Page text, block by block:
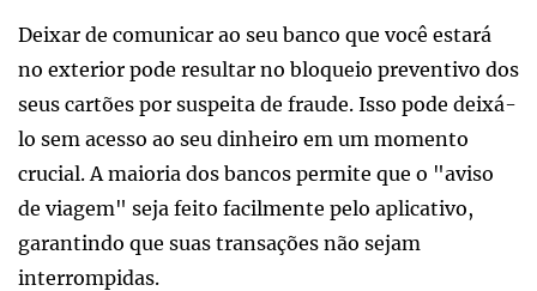
Deixar de comunicar ao seu banco que você estará
no exterior pode resultar no bloqueio preventivo dos
seus cartões por suspeita de fraude. Isso pode deixá-
lo sem acesso ao seu dinheiro em um momento
crucial. A maioria dos bancos permite que o "aviso
de viagem" seja feito facilmente pelo aplicativo,
garantindo que suas transações não sejam
interrompidas.